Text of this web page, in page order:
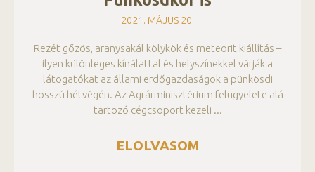
2021. MÁJUS 20.
Rezét gőzös, aranysakál kölykök és meteorit kiállítás –
ilyen különleges kínálattal és helyszínekkel várják a
látogatókat az állami erdőgazdaságok a pünkösdi
hosszú hétvégén. Az Agrárminisztérium felügyelete alá
tartozó cégcsoport kezeli
ELOLVASOM